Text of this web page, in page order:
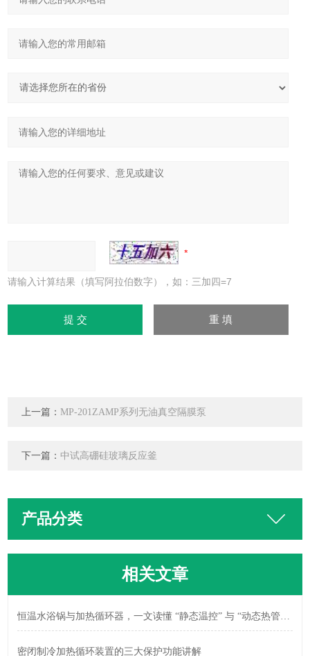
请输入计算结果（填写阿拉伯数字），如：三加四=7
上一篇： MP-201ZAMP系列无油真空隔膜泵​
下一篇： 中试高硼硅玻璃反应釜
产品分类
相关文章
恒温水浴锅与加热循环器，一文读懂 “静态温控” 与 “动态热管理” 区别
密闭制冷加热循环装置的三大保护功能讲解